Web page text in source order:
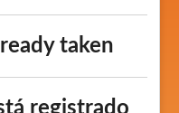
taken
registrado